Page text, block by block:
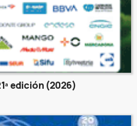
edición (2026)